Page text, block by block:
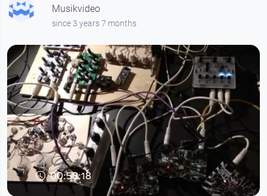
Musikvideo
since 3 years 7 months
00:58:18